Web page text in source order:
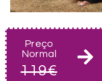
Preço
Normal
119€